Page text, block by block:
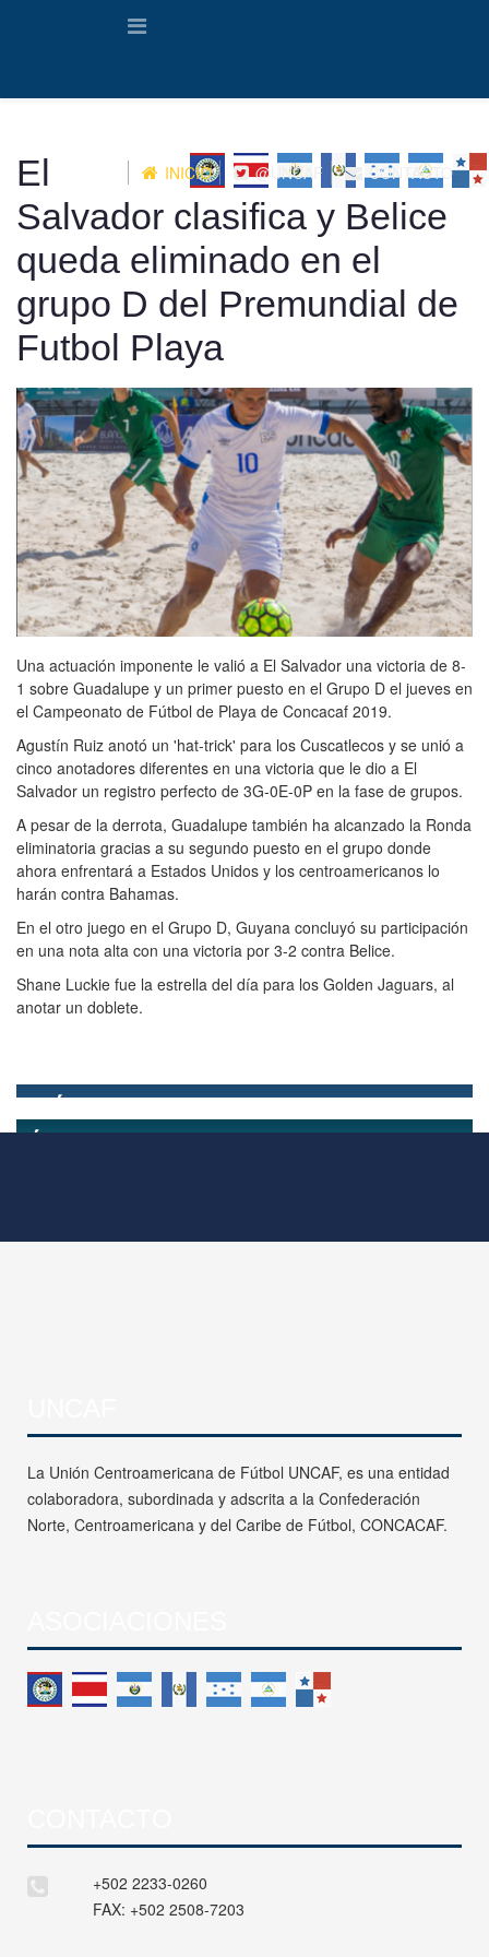
INICIO @UNCAF CONTACTO
El
Salvador clasifica y Belice
queda eliminado en el
grupo D del Premundial de
Futbol Playa
Una actuación imponente le valió a El Salvador una victoria de 8-
1 sobre Guadalupe y un primer puesto en el Grupo D el jueves en
el Campeonato de Fútbol de Playa de Concacaf 2019.
Agustín Ruiz anotó un 'hat-trick' para los Cuscatlecos y se unió a
cinco anotadores diferentes en una victoria que le dio a El
Salvador un registro perfecto de 3G-0E-0P en la fase de grupos.
A pesar de la derrota, Guadalupe también ha alcanzado la Ronda
eliminatoria gracias a su segundo puesto en el grupo donde
ahora enfrentará a Estados Unidos y los centroamericanos lo
harán contra Bahamas.
En el otro juego en el Grupo D, Guyana concluyó su participación
en una nota alta con una victoria por 3-2 contra Belice.
Shane Luckie fue la estrella del día para los Golden Jaguars, al
anotar un doblete.
La Unión Centroamericana de Fútbol UNCAF, es una entidad
colaboradora, subordinada y adscrita a la Confederación
Norte, Centroamericana y del Caribe de Fútbol, CONCACAF.
+502 2233-0260
FAX: +502 2508-7203